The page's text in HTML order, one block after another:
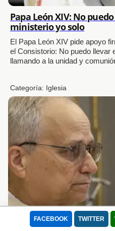
Este sitio utiliza Cookies para que
la experiencia de usuario, la
utilizan para adaptar el contenido de
y optimizar el uso, las cuales
adecuadamente el servicio ofrecido,
retirar su consentimiento u oponerse
intereses legítimos en cualquier
o en nuestra Política de Cookies en
Lee nuestra Política de Privacidad
Aceptar todo
FACEBOOK TWITTER
Papa León XIV: No
ministerio yo solo
El Papa León XIV pide apoyo
el Consistorio: No puedo llevar
llamando a la unidad y
Categoría: Iglesia
El Papa León revela: La